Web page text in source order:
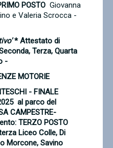
POSTO Giovanna
e Valeria Scrocca -
*Attestato di
Terza, Quarta
-
MOTORIE
- FINALE
al parco del
CAMPESTRE-
TERZO POSTO
Liceo Colle, Di
Morcone, Savino